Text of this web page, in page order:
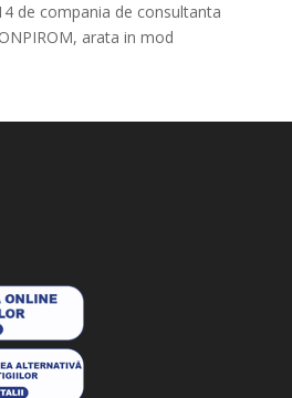
de compania de consultanta
arata in mod